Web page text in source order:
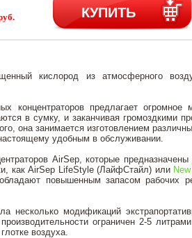
КУПИТЬ
кислород из атмосферного
концентраторов предлагает огромное
в сумку, и заканчивая громоздкими
она занимается изготовлением
удобным в обслуживании.
AirSep, которые
как AirSep LifeStyle (ЛайфСтайл) или
повышенным запасом рабочих
несколько модификаций
производительности ограничен 2-5
воздуха.